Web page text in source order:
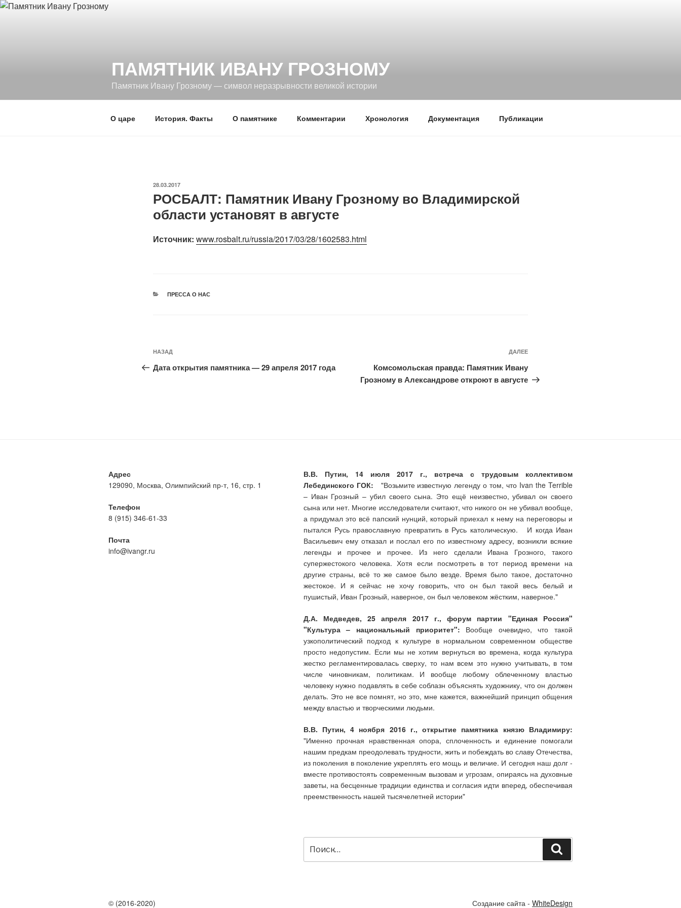
Перейти
ПАМЯТНИК ИВАНУ ГРОЗНОМУ
Памятник Ивану Грозному — символ неразрывности великой истории
О царе История. Факты О памятнике Комментарии Хронология Документация Публикации
ОПУБЛИКОВАНО
28.03.2017
РОСБАЛТ: Памятник Ивану Грозному во Владимирской
области установят в августе
Источник: www.rosbalt.ru/russia/2017/03/28/1602583.html
РУБРИКИ
ПРЕССА О НАС
Навигация
по
Предыдущая
запись:
НАЗАД
Дата открытия памятника — 29 апреля 2017 года
ДАЛЕЕ
Комсомольская правда: Памятник Ивану
Грозному в Александрове откроют в августе
Адрес
129090, Москва, Олимпийский пр-т, 16, стр. 1
Телефон
8 (915) 346-61-33
Почта
info@ivangr.ru
В.В. Путин, 14 июля 2017 г., встреча с трудовым коллективом
Лебединского ГОК: "Возьмите известную легенду о том, что Ivan the Terrible
– Иван Грозный – убил своего сына. Это ещё неизвестно, убивал он своего
сына или нет. Многие исследователи считают, что никого он не убивал вообще,
а придумал это всё папский нунций, который приехал к нему на переговоры и
пытался Русь православную превратить в Русь католическую. И когда Иван
Васильевич ему отказал и послал его по известному адресу, возникли всякие
легенды и прочее и прочее. Из него сделали Ивана Грозного, такого
супержестокого человека. Хотя если посмотреть в тот период времени на
другие страны, всё то же самое было везде. Время было такое, достаточно
жестокое. И я сейчас не хочу говорить, что он был такой весь белый и
пушистый, Иван Грозный, наверное, он был человеком жёстким, наверное."
Д.А. Медведев, 25 апреля 2017 г., форум партии "Единая Россия"
"Культура – национальный приоритет": Вообще очевидно, что такой
узкополитический подход к культуре в нормальном современном обществе
просто недопустим. Если мы не хотим вернуться во времена, когда культура
жестко регламентировалась сверху, то нам всем это нужно учитывать, в том
числе чиновникам, политикам. И вообще любому облеченному властью
человеку нужно подавлять в себе соблазн объяснять художнику, что он должен
делать. Это не все помнят, но это, мне кажется, важнейший принцип общения
между властью и творческими людьми.
В.В. Путин, 4 ноября 2016 г., открытие памятника князю Владимиру:
"Именно прочная нравственная опора, сплоченность и единение помогали
нашим предкам преодолевать трудности, жить и побеждать во славу Отечества,
из поколения в поколение укреплять его мощь и величие. И сегодня наш долг -
вместе противостоять современным вызовам и угрозам, опираясь на духовные
заветы, на бесценные традиции единства и согласия идти вперед, обеспечивая
преемственность нашей тысячелетней истории"
© (2016-2020) Создание сайта - WhiteDesign